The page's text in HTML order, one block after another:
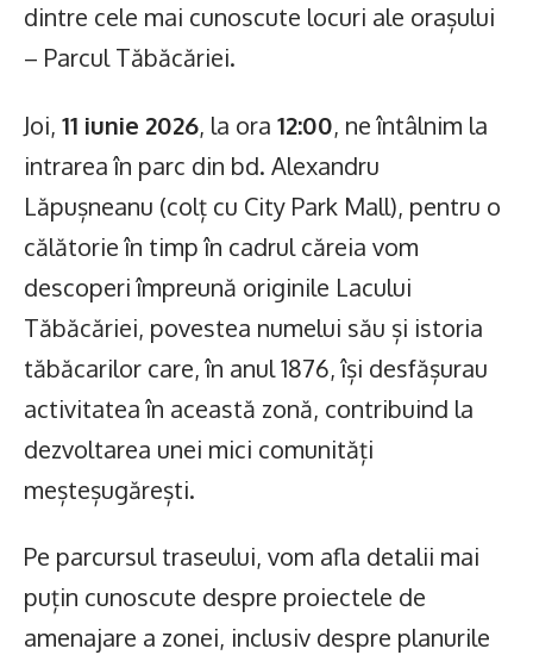
dintre cele mai cunoscute locuri ale orașului
– Parcul Tăbăcăriei.
Joi, 11 iunie 2026, la ora 12:00, ne întâlnim la
intrarea în parc din bd. Alexandru
Lăpușneanu (colț cu City Park Mall), pentru o
călătorie în timp în cadrul căreia vom
descoperi împreună originile Lacului
Tăbăcăriei, povestea numelui său și istoria
tăbăcarilor care, în anul 1876, își desfășurau
activitatea în această zonă, contribuind la
dezvoltarea unei mici comunități
meșteșugărești.
Pe parcursul traseului, vom afla detalii mai
puțin cunoscute despre proiectele de
amenajare a zonei, inclusiv despre planurile